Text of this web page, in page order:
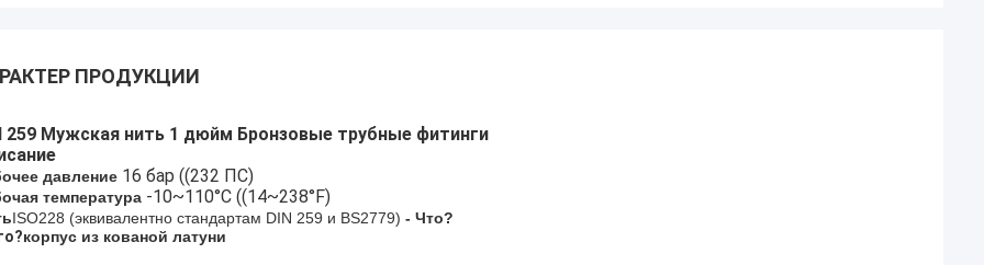
ПРОДУКЦИИ
259 Мужская нить 1 дюйм Бронзовые трубные фитинги
давление 16 бар ((232 ПС)
температура -10~110°C ((14~238°F)
ISO228 (эквивалентно стандартам DIN 259 и BS2779) - Что?
корпус из кованой латуни